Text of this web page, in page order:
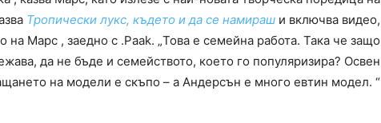
Тропически лукс, където и да се намираш и включва видео,
на Марс , заедно с .Paak. „Това е семейна работа. Така че защо
да не бъде и семейството, което го популяризира? Освен
на модели е скъпо – а Андерсън е много евтин модел. “